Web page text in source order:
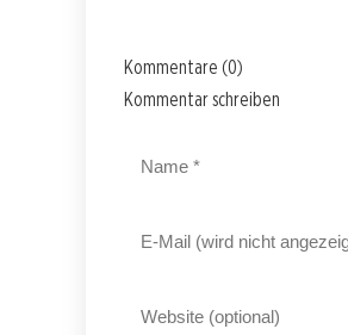
Kommentare (0)
Kommentar schreiben